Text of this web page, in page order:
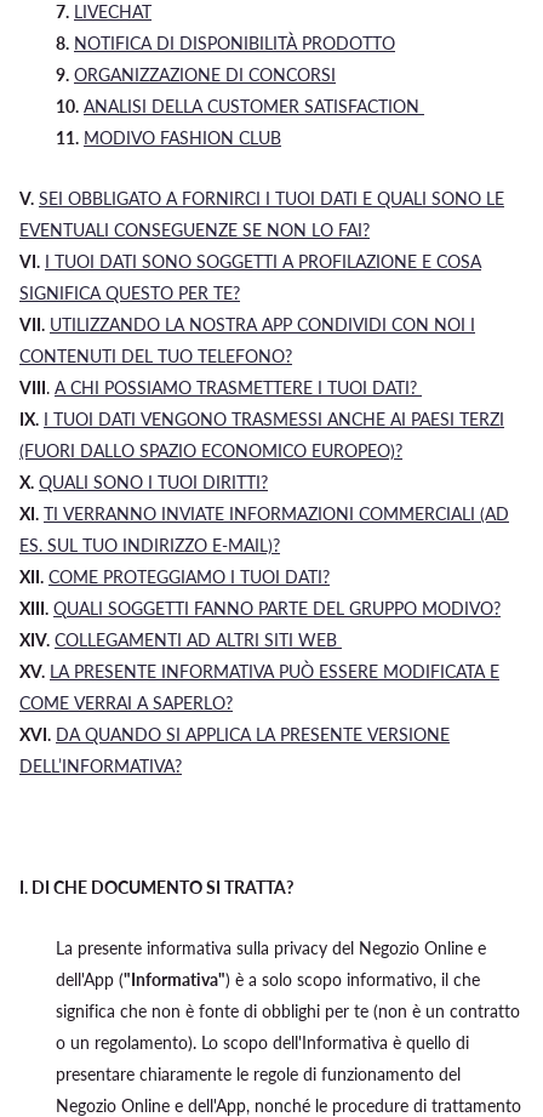
7. LIVECHAT
8. NOTIFICA DI DISPONIBILITÀ PRODOTTO
9. ORGANIZZAZIONE DI CONCORSI
10. ANALISI DELLA CUSTOMER SATISFACTION
11. MODIVO FASHION CLUB
V. SEI OBBLIGATO A FORNIRCI I TUOI DATI E QUALI SONO LE
EVENTUALI CONSEGUENZE SE NON LO FAI?
VI. I TUOI DATI SONO SOGGETTI A PROFILAZIONE E COSA
SIGNIFICA QUESTO PER TE?
VII. UTILIZZANDO LA NOSTRA APP CONDIVIDI CON NOI I
CONTENUTI DEL TUO TELEFONO?
VIII. A CHI POSSIAMO TRASMETTERE I TUOI DATI?
IX. I TUOI DATI VENGONO TRASMESSI ANCHE AI PAESI TERZI
(FUORI DALLO SPAZIO ECONOMICO EUROPEO)?
X. QUALI SONO I TUOI DIRITTI?
XI. TI VERRANNO INVIATE INFORMAZIONI COMMERCIALI (AD
ES. SUL TUO INDIRIZZO E-MAIL)?
XII. COME PROTEGGIAMO I TUOI DATI?
XIII. QUALI SOGGETTI FANNO PARTE DEL GRUPPO MODIVO?
XIV. COLLEGAMENTI AD ALTRI SITI WEB
XV. LA PRESENTE INFORMATIVA PUÒ ESSERE MODIFICATA E
COME VERRAI A SAPERLO?
XVI. DA QUANDO SI APPLICA LA PRESENTE VERSIONE
DELL’INFORMATIVA?
I. DI CHE DOCUMENTO SI TRATTA?
La presente informativa sulla privacy del Negozio Online e
dell'App ("Informativa") è a solo scopo informativo, il che
significa che non è fonte di obblighi per te (non è un contratto
o un regolamento). Lo scopo dell'Informativa è quello di
presentare chiaramente le regole di funzionamento del
Negozio Online e dell'App, nonché le procedure di trattamento